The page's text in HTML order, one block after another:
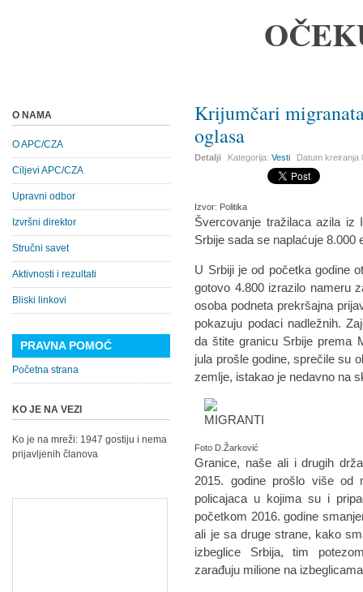
Krijumčari
oglasa
Detalji Kategorija:Vesti Datum kreiranja
Izvor: Politika
Švercovanje tražilaca azila iz
Srbije sada se naplaćuje
U Srbiji je od početka godine
gotovo 4.800 izrazilo nameru
osoba podneta prekršajna
pokazuju podaci nadležnih.
da štite granicu Srbije prema
jula prošle godine, sprečile su
zemlje, istakao je nedavno na
Foto D.Žarković
Granice, naše ali i drugih
2015. godine prošlo više od
policajaca u kojima su i
početkom 2016. godine
ali je sa druge strane, kako
izbeglice Srbija, tim
zarađuju milione na
O NAMA
O APC/CZA
Ciljevi APC/CZA
Upravni odbor
Izvršni direktor
Stručni savet
Aktivnosti i rezultati
Bliski linkovi
PRAVNA POMOĆ
Početna strana
KO JE NA VEZI
Ko je na mreži: 1947 gostiju i nema
prijavljenih članova